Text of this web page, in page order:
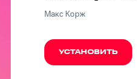
Макс Корж
УСТАНОВИТЬ